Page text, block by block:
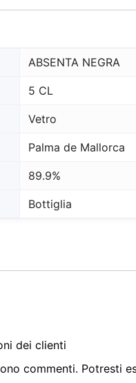
ABSENTA NEGRA
5 CL
Vetro
Palma de Mallorca
89.9%
Bottiglia
dei clienti
commenti. Potresti